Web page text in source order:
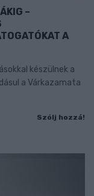
–
A
készülnek a
a Várkazamata
Szólj hozzá!